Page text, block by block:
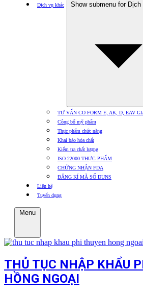
Dịch vụ khác
Show submenu for Dịch
TƯ VẤN CO FORM E, AK, D, EAV
Công bố mỹ phẩm
Thực phẩm chức năng
Khai báo hóa chất
Kiểm tra chất lượng
ISO 22000 THỰC PHẨM
CHỨNG NHẬN FDA
ĐĂNG KÍ MÃ SỐ DUNS
Liên hệ
Tuyển dụng
Menu
THỦ TỤC NHẬP KHẨU
HỒNG NGOẠI